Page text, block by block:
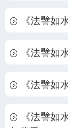
《法譬如
《法譬如
《法譬如
《法譬如